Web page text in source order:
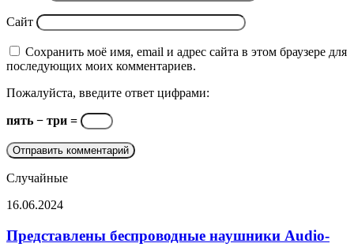
Сайт
Сохранить моё имя, email и адрес сайта в этом браузере для
последующих моих комментариев.
Пожалуйста, введите ответ цифрами:
пять − три =
Случайные
Представлены
наушники
16.06.2024
Представлены беспроводные наушники Audio-